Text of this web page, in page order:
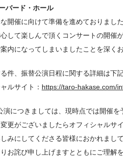
バード・ホール
開催に向けて準備を進めておりまし
して楽しんで頂くコンサートの開催
内になってしまいましたことを深く
件、振替公演日程に関する詳細は下
ルサイト： https://taro-hakase.com/
につきましては、現時点では開催
更がございましたらオフィシャルサ
みにしてくださる皆様におかれまし
お詫び申し上げますとともにご理解